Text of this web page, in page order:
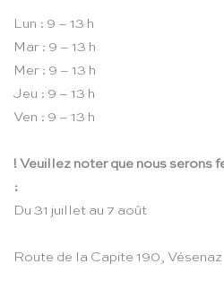
Lun : 9 – 13 h
Mar : 9 – 13 h
Mer : 9 – 13 h
Jeu : 9 – 13 h
Ven : 9 – 13 h
! Veuillez noter que nous serons
:
Du 31 juillet au 7 août
Route de la Capite 190, Vésenaz